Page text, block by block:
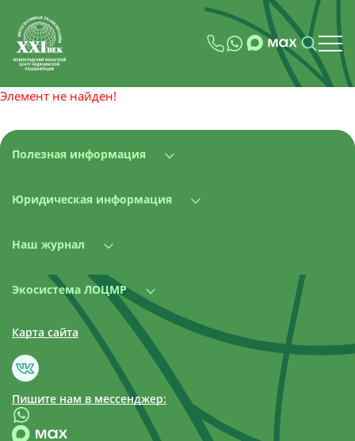
Элемент не найден!
Полезная информация
Юридическая информация
Наш журнал
Экосистема ЛОЦМР
Карта сайта
Пишите нам в мессенджер: